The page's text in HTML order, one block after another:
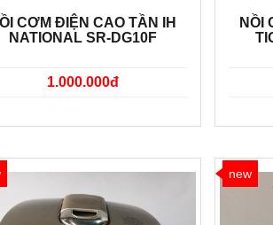
CƠM ĐIỆN CAO TẦN IH
NATIONAL SR-DG10F
1.000.000đ
NỒI
new